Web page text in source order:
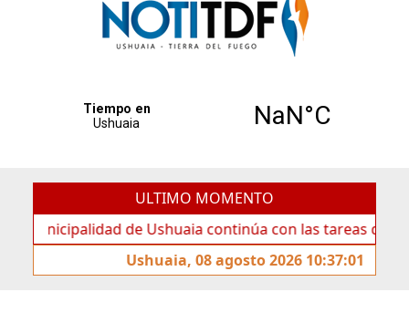
ULTIMO MOMENTO
de Ushuaia continúa con las tareas de
Ushuaia, 08 agosto 2026 10:37:01